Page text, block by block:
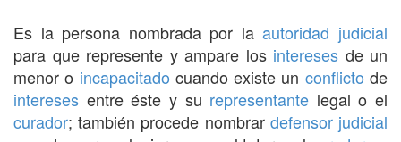
Es la persona nombrada por laautoridad judicial
para que represente y ampare los intereses de un
menor o incapacitado cuando existe un conflicto de
intereses entre éste y su representante legal o el
curador; también procede nombrar defensor judicial